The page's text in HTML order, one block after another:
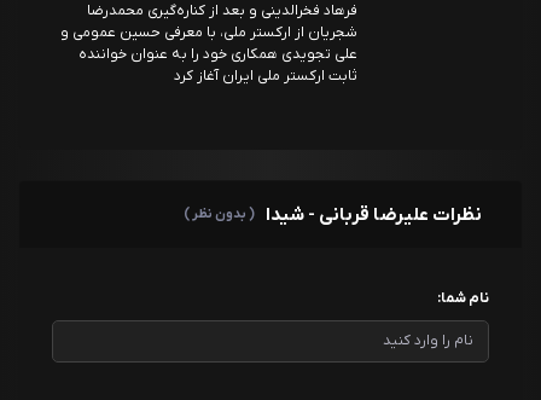
فرهاد فخرالدینی و بعد از کناره‌گیری محمدرضا
شجریان از ارکستر ملی، با معرفی حسین عمومی و
علی تجویدی همکاری خود را به عنوان خواننده
ثابت ارکستر ملی ایران آغاز کرد
نظرات علیرضا قربانی - شیدا ( بدون نظر )
نام شما: